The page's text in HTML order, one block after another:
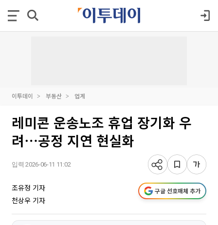
이투데이 부동산 업계
레미콘 운송노조 휴업 장기화 우
려⋯공정 지연 현실화
입력 2026-06-11 11:02
조유정 기자
천상우 기자
구글 선호매체 추가